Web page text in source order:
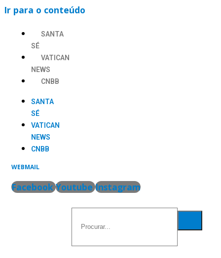
Ir para o conteúdo
SANTA
SÉ
VATICAN
NEWS
CNBB
SANTA
SÉ
VATICAN
NEWS
CNBB
WEBMAIL
Facebook Youtube Instagram